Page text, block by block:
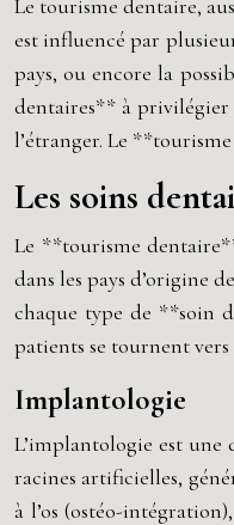
Le tourisme dentaire,
est influencé par
pays, ou encore la
dentaires** à privilégier
l’étranger. Le
Les soins
Le **tourisme
dans les pays d’origine
chaque type de **soin
patients se tournent
Implantologie
L’implantologie est
racines artificielles,
à l’os (ostéo-